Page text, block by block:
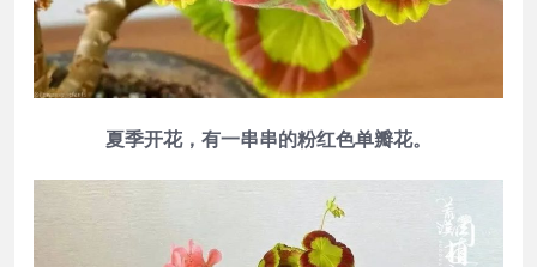
夏季开花，有一串串的粉红色单瓣花。